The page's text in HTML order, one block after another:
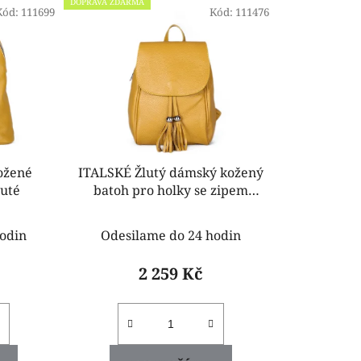
n
111699
ITALSKÉ Žlutý dámský kožený
batoh pro holky se zipem
Odesilame do 24 hodin
2 259 Kč
Kód: 111476